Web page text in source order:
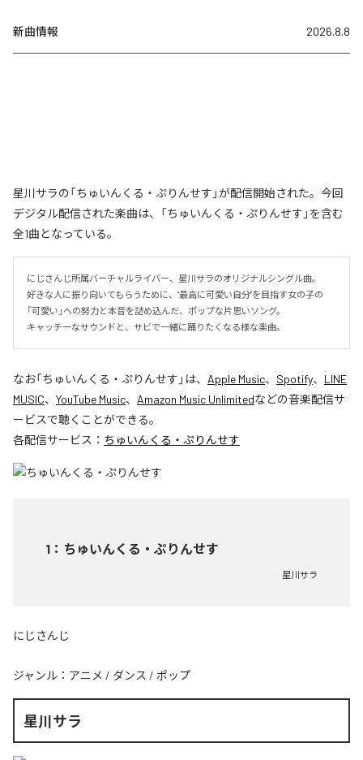
新曲情報 2026.8.8
星川サラの「ちゅいんくる・ぷりんせす」が配信開始された。今回
デジタル配信された楽曲は、「ちゅいんくる・ぷりんせす」を含む
全1曲となっている。
にじさんじ所属バーチャルライバー、星川サラのオリジナルシングル曲。
好きな人に振り向いてもらうために、"最高に可愛い自分"を目指す女の子の
「可愛い」への努力と本音を詰め込んだ、ポップな片思いソング。
キャッチーなサウンドと、サビで一緒に踊りたくなる様な楽曲。
なお「ちゅいんくる・ぷりんせす 」は、 Apple Music、 Spotify、 LINE
MUSIC、 YouTube Music、 Amazon Music Unlimitedなどの音楽配信サ
ービスで聴くことができる。
各配信サービス： ちゅいんくる・ぷりんせす
1 ： ちゅいんくる・ぷりんせす
星川サラ
にじさんじ
ジャンル： アニメ / ダンス / ポップ
星川サラ